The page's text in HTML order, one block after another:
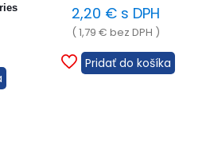
2,20 € s DPH
(1,79€ bez DPH )
Pridať do košíka